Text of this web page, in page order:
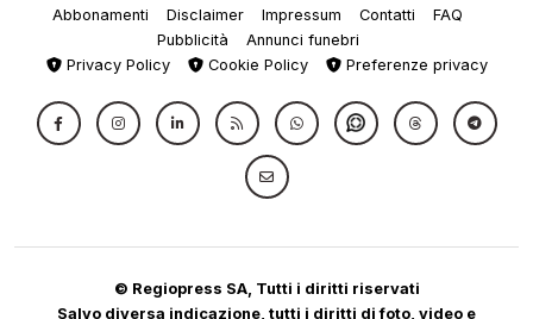
Abbonamenti Disclaimer Impressum Contatti
FAQ
Pubblicità
Annunci funebri
Privacy Policy
Cookie Policy Preferenze privacy
© Regiopress SA, Tutti i diritti riservati
Salvo diversa indicazione, tutti i diritti di foto, video e